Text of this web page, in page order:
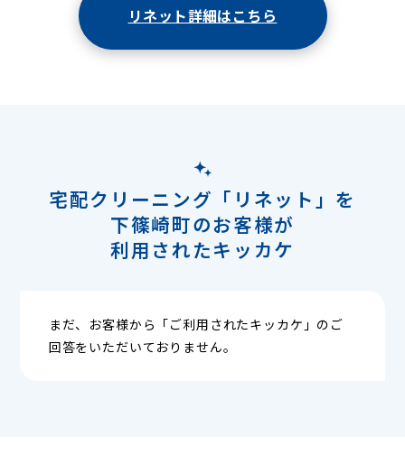
リネット詳細はこちら
宅配クリーニング「リネット」を
下篠崎町のお客様が
利用されたキッカケ
まだ、お客様から「ご利用されたキッカケ」のご
回答をいただいておりません。